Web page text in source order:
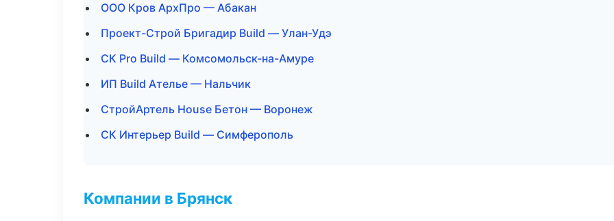
ООО Кров АрхПро — Абакан
Проект-Строй Бригадир Build — Улан-Удэ
СК Pro Build — Комсомольск-на-Амуре
ИП Build Ателье — Нальчик
СтройАртель House Бетон — Воронеж
СК Интерьер Build — Симферополь
Компании в Брянск